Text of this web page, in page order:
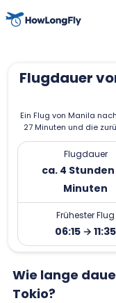
Flugdauer
Ein Flug von Manila
27 Minuten und die
Flugdauer
ca. 4 Stunden
Minuten
Frühester Flug
06:15 → 11:35
Wie lange
Tokio?